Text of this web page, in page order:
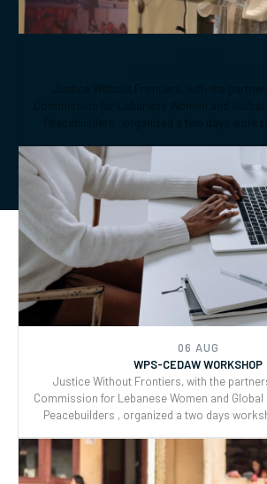
CEDAW General Recommendations (GRs) 30
Reporting and Joint implementation of the
06 AUG
WPS-CEDAW WORKSHOP
Justice Without Frontiers, with the
Commission for Lebanese Women and Global
Peacebuilders , organized a two days
CEDAW General Recommendations (GRs) 30
Reporting and Joint implementation of the
and CEDAW.